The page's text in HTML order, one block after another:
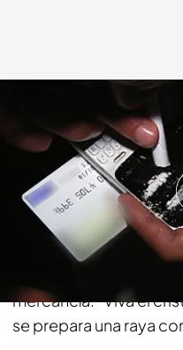
cuatro.com
12 JUL 2013 - 23:59h.
Compartir
El parking de una
elegido por un grupo
mercancía. "Viva el
se prepara una raya